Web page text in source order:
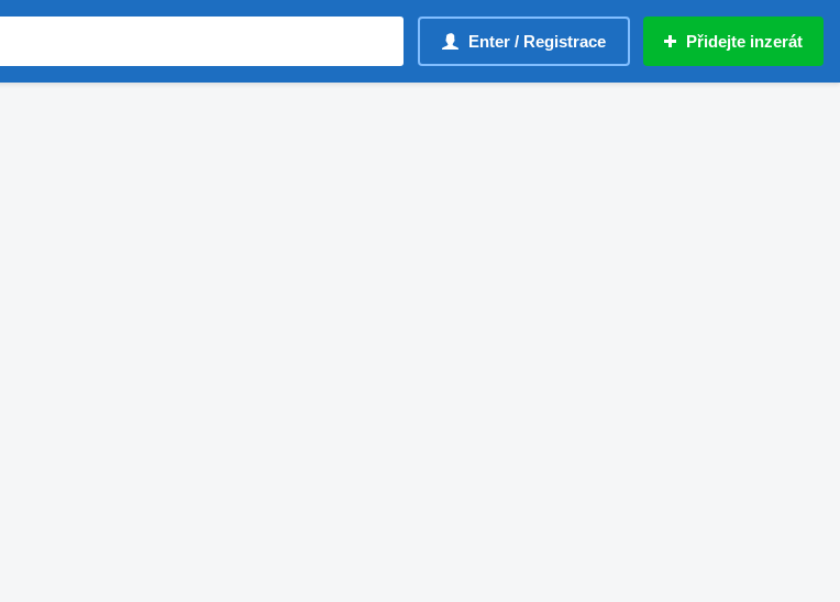
Enter / Registrace Přidejte inzerát